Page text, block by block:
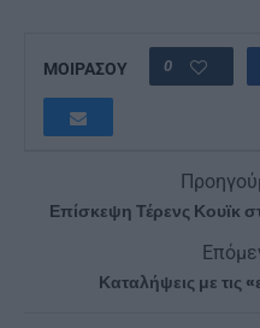
ΜΟΙΡΑΣΟΥ 0
Επίσκεψη Τέρενς Κουϊκ
Καταλήψεις με τις